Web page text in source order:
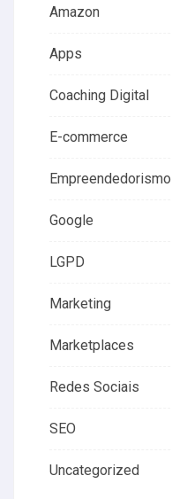
Amazon
Apps
Coaching Digital
E-commerce
Empreendedorismo
Google
LGPD
Marketing
Marketplaces
Redes Sociais
SEO
Uncategorized